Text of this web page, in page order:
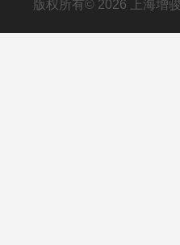
版权所有© 2026 上海增